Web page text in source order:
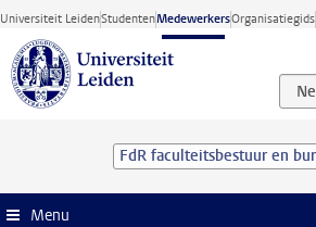
Ga direct naar de inhoud
Universiteit LeidenStudentenMedewerkersOrganisatiegids
Menu